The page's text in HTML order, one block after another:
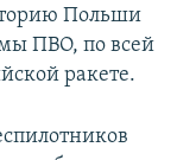
Польши
ПВО, по всей
ракете.